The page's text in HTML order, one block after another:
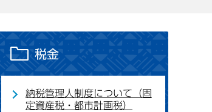
税金
納税管理人制度について（固
定資産税・都市計画税）